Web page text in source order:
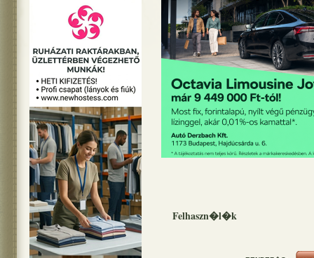
Felhaszn�l�k